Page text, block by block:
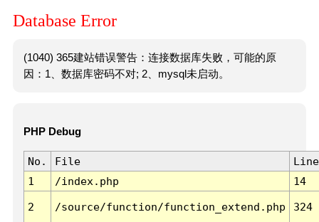
Database Error
(1040) 365建站错误警告：连接数据库失败，可能的原
因：1、数据库密码不对; 2、mysql未启动。
PHP Debug
No. File
Line
1
/index.php 14
2 /source/function/function_extend.php 324